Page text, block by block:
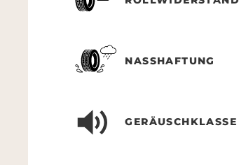
NASSHAFTUNG
GERÄUSCHKLASSE